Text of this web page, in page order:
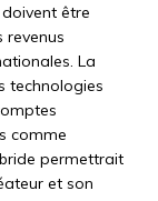
être
La
technologies
comme
permettrait
et son